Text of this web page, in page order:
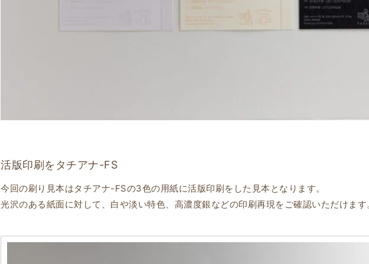
活版印刷をタチアナ-FS
今回の刷り見本はタチアナ-FSの3色の用紙に活版印刷をした見本となります。
光沢のある紙面に対して、白や淡い特色、高濃度銀などの印刷再現をご確認いただけます